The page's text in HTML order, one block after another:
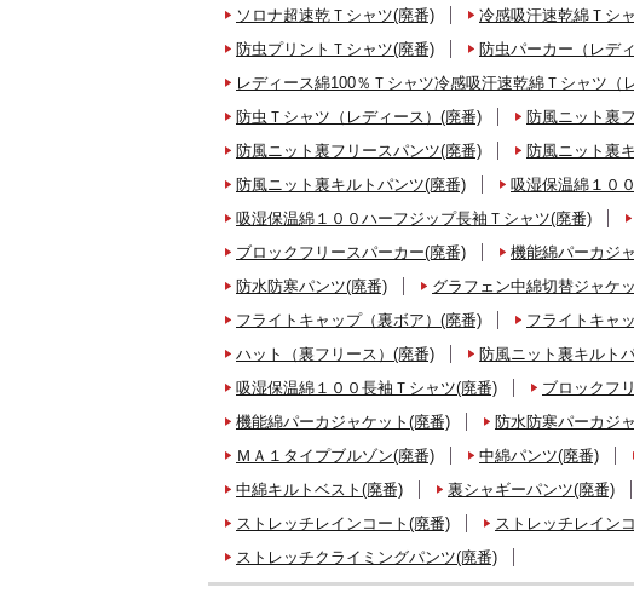
ソロナ超速乾Ｔシャツ(廃番)
冷感吸汗速乾綿Ｔシ
防虫プリントＴシャツ(廃番)
防虫パーカー（レデ
レディース綿100％Ｔシャツ冷感吸汗速乾綿Ｔシャツ（
防虫Ｔシャツ（レディース）(廃番)
防風ニット裏
防風ニット裏フリースパンツ(廃番)
防風ニット裏
防風ニット裏キルトパンツ(廃番)
吸湿保温綿１０
吸湿保温綿１００ハーフジップ長袖Ｔシャツ(廃番)
ブロックフリースパーカー(廃番)
機能綿パーカジ
防水防寒パンツ(廃番)
グラフェン中綿切替ジャケ
フライトキャップ（裏ボア）(廃番)
フライトキャ
ハット（裏フリース）(廃番)
防風ニット裏キルト
吸湿保温綿１００長袖Ｔシャツ(廃番)
ブロックフ
機能綿パーカジャケット(廃番)
防水防寒パーカジ
ＭＡ１タイプブルゾン(廃番)
中綿パンツ(廃番)
中綿キルトベスト(廃番)
裏シャギーパンツ(廃番)
ストレッチレインコート(廃番)
ストレッチレイン
ストレッチクライミングパンツ(廃番)